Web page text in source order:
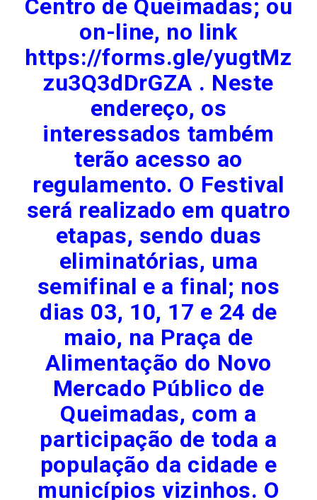
Centro de Queimadas; ou
on-line, no link
https://forms.gle/yugtMz
zu3Q3dDrGZA . Neste
endereço, os
interessados também
terão acesso ao
regulamento. O Festival
será realizado em quatro
etapas, sendo duas
eliminatórias, uma
semifinal e a final; nos
dias 03, 10, 17 e 24 de
maio, na Praça de
Alimentação do Novo
Mercado Público de
Queimadas, com a
participação de toda a
população da cidade e
municípios vizinhos. O